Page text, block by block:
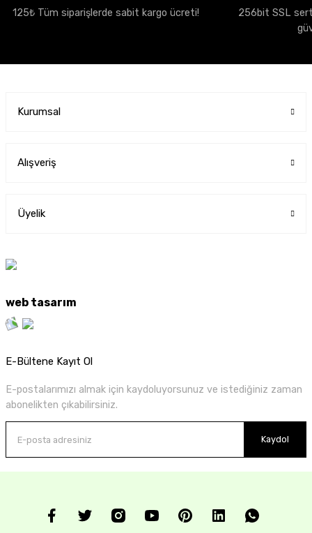
125₺ Tüm siparişlerde sabit kargo ücreti!
256bit SSL
Kurumsal
Alışveriş
Üyelik
web tasarım
E-Bültene Kayıt Ol
E-postalarımızı almak için kaydoluyorsunuz ve istediğiniz zaman
abonelikten çıkabilirsiniz.
Kaydol